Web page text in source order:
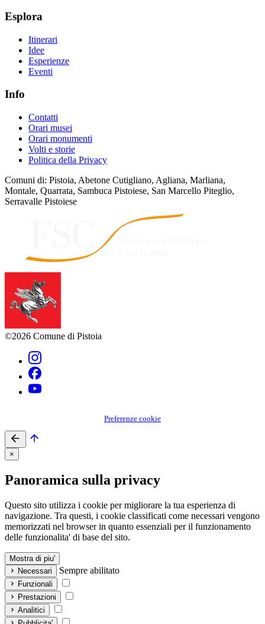
Esplora
Itinerari
Idee
Esperienze
Eventi
Info
Contatti
Orari musei
Orari monumenti
Volti e storie
Politica della Privacy
Comuni di: Pistoia, Abetone Cutigliano, Agliana, Marliana,
Montale, Quarrata, Sambuca Pistoiese, San Marcello Piteglio,
Serravalle Pistoiese
©2026 Comune di Pistoia
Preferenze cookie
×
Panoramica sulla privacy
Questo sito utilizza i cookie per migliorare la tua esperienza di
navigazione. Tra questi, i cookie classificati come necessari vengono
memorizzati nel browser in quanto essenziali per il funzionamento
delle funzionalita' di base del sito.
Mostra di piu'
Necessari
Sempre abilitato
Funzionali
Prestazioni
Analitici